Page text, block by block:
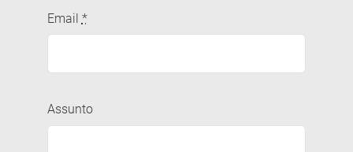
Email *
Assunto